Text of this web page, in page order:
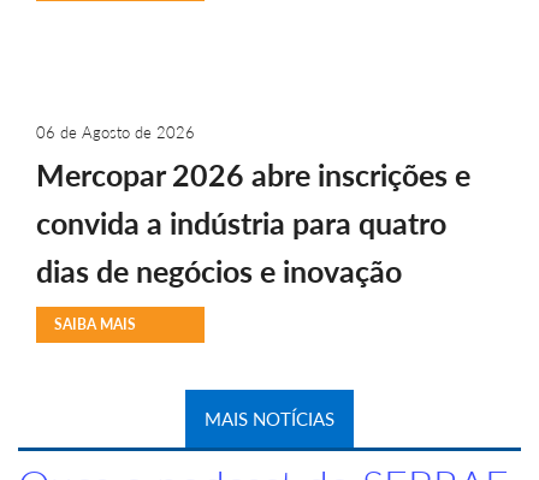
06 de Agosto de 2026
Mercopar 2026 abre inscrições e
convida a indústria para quatro
dias de negócios e inovação
SAIBA MAIS
MAIS NOTÍCIAS